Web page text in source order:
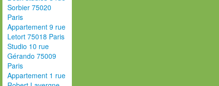
Sorbier 75020
Paris
Appartement 9 rue
Letort 75018 Paris
Studio 10 rue
Gérando 75009
Paris
Appartement 1 rue